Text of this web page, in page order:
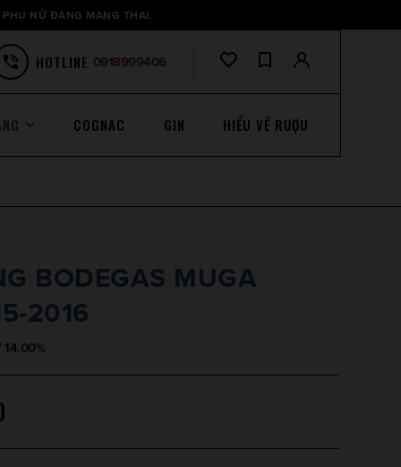
PHỤ NỮ ĐANG MANG THAI.
HOTLINE 0918999406
COGNAC GIN HIỂU VỀ RƯỢU
BODEGAS MUGA
2016